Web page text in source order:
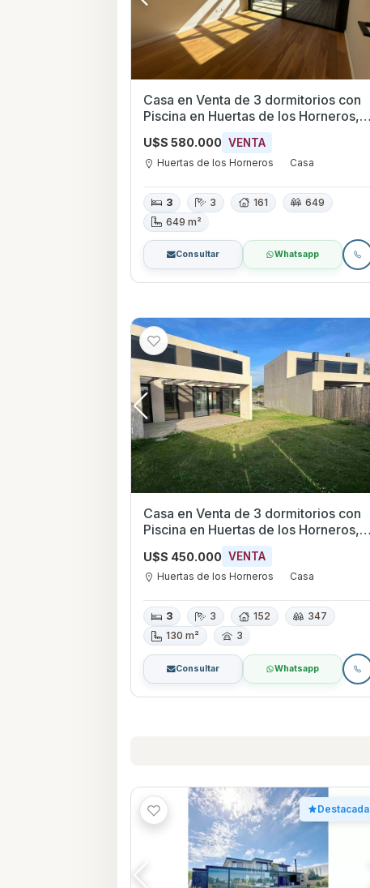
Casa en Venta de 3 dormitorios con
Piscina en Huertas de los Horneros,
U$S 580.000 VENTA
Huertas de los Horneros Casa
3 3 161
649
649 m²
Consultar Whatsapp
Casa en Venta de 3 dormitorios con
Piscina en Huertas de los Horneros,
U$S 450.000 VENTA
Huertas de los Horneros Casa
3 3 152
347
130 m²
3
Consultar Whatsapp
Destacada